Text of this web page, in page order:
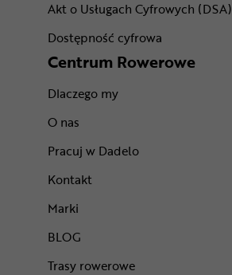
Akt o Usługach Cyfrowych (DSA)
Dostępność cyfrowa
Centrum Rowerowe
Dlaczego my
O nas
Pracuj w Dadelo
Kontakt
Marki
BLOG
Trasy rowerowe